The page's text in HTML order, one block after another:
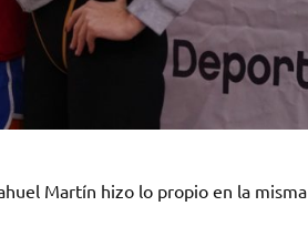
Martín hizo lo propio en la misma